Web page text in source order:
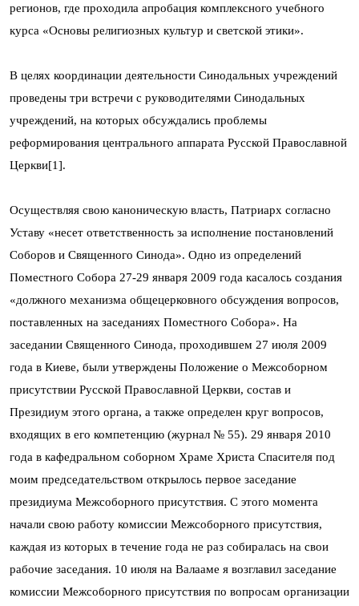
регионов, где проходила апробация комплексного учебного
курса «Основы религиозных культур и светской этики».
В целях координации деятельности Синодальных учреждений
проведены три встречи с руководителями Синодальных
учреждений, на которых обсуждались проблемы
реформирования центрального аппарата Русской Православной
Церкви[1].
Осуществляя свою каноническую власть, Патриарх согласно
Уставу «несет ответственность за исполнение постановлений
Соборов и Священного Синода». Одно из определений
Поместного Собора 27-29 января 2009 года касалось создания
«должного механизма общецерковного обсуждения вопросов,
поставленных на заседаниях Поместного Собора». На
заседании Священного Синода, проходившем 27 июля 2009
года в Киеве, были утверждены Положение о Межсоборном
присутствии Русской Православной Церкви, состав и
Президиум этого органа, а также определен круг вопросов,
входящих в его компетенцию (журнал № 55). 29 января 2010
года в кафедральном соборном Храме Христа Спасителя под
моим председательством открылось первое заседание
президиума Межсоборного присутствия. С этого момента
начали свою работу комиссии Межсоборного присутствия,
каждая из которых в течение года не раз собиралась на свои
рабочие заседания. 10 июля на Валааме я возглавил заседание
комиссии Межсоборного присутствия по вопросам организации